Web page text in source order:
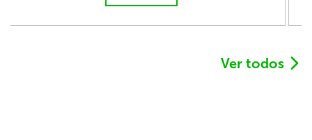
Ver todos